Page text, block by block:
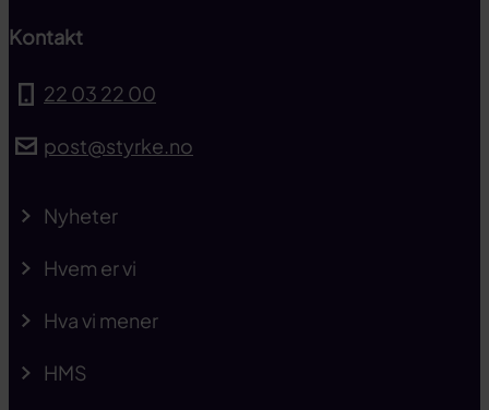
Kontakt
22 03 22 00
post@styrke.no
Nyheter
Hvem er vi
Hva vi mener
HMS